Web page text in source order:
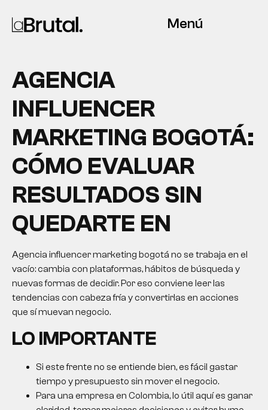
Menú
AGENCIA
INFLUENCER
MARKETING BOGOTÁ:
CÓMO EVALUAR
RESULTADOS SIN
QUEDARTE EN
Agencia influencer marketing bogotá no se trabaja en el
vacío: cambia con plataformas, hábitos de búsqueda y
nuevas formas de decidir. Por eso conviene leer las
tendencias con cabeza fría y convertirlas en acciones
que sí muevan negocio.
LO IMPORTANTE
Si este frente no se entiende bien, es fácil gastar
tiempo y presupuesto sin mover el negocio.
Para una empresa en Colombia, lo útil aquí es ganar